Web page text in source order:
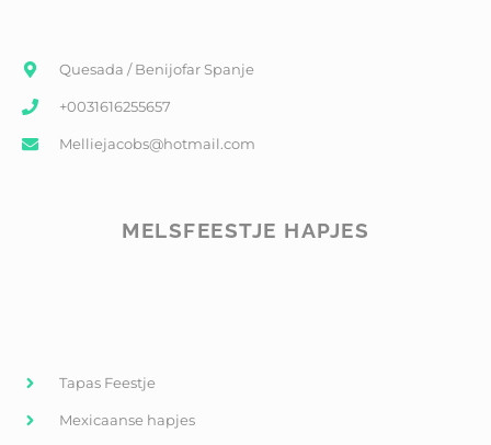
Quesada / Benijofar Spanje
+0031616255657
Melliejacobs@hotmail.com
MELSFEESTJE HAPJES
Tapas Feestje
Mexicaanse hapjes